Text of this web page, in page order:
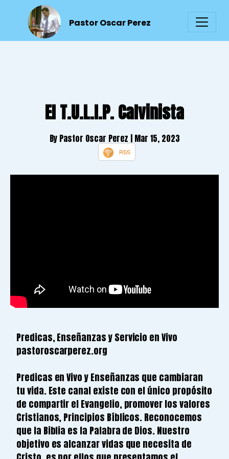
Pastor Oscar Perez
El T.U.L.I.P. Calvinista
By Pastor Oscar Perez | Mar 15, 2023
RSS
Predicas, Enseñanzas y Servicio en Vivo
pastoroscarperez.org
Predicas en Vivo y Enseñanzas que cambiaran
tu vida. Este canal existe con el único propósito
de compartir el Evangelio, promover los valores
Cristianos, Principios Bíblicos. Reconocemos
que la Biblia es la Palabra de Dios. Nuestro
objetivo es alcanzar vidas que necesita de